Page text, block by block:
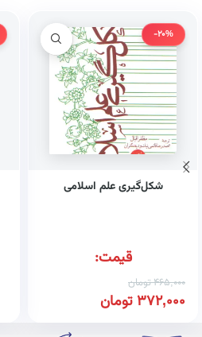
-20%
شکل‌گیری علم اسلامی
قیمت:
465,000تومان
372,000تومان